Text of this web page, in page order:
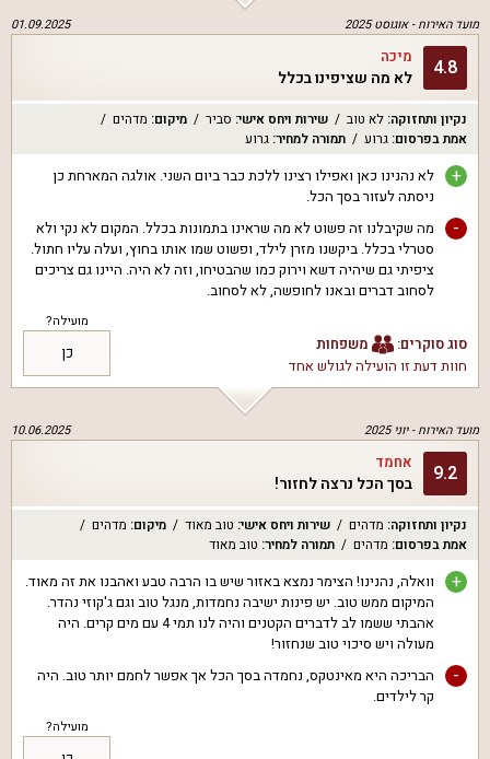
מועד האירוח -אוגוסט 2025 01.09.2025
4.8 מיכה
לא מה שציפינו בכלל
נקיון ותחזוקה: לא טוב שירות ויחס אישי: סביר מיקום: מדהים
אמת בפרסום: גרוע תמורה למחיר: גרוע
+
לא נהנינו כאן ואפילו רצינו ללכת כבר ביום השני. אולגה המארחת כן
ניסתה לעזור בסך הכל.
-
מה שקיבלנו זה פשוט לא מה שראינו בתמונות בכלל. המקום לא נקי ולא
סטרלי בכלל. ביקשנו מזרן לילד, ופשוט שמו אותו בחוץ, ועלה עליו חתול.
ציפיתי גם שיהיה דשא וירוק כמו שהבטיחו, וזה לא היה. היינו גם צריכים
לסחוב דברים ובאנו לחופשה, לא לסחוב.
סוג סוקרים:
משפחות
חוות דעת זו הועילה לגולש אחד
מועילה?
כן
מועד האירוח -יוני 2025 10.06.2025
9.2 אחמד
בסך הכל נרצה לחזור!
נקיון ותחזוקה: מדהים שירות ויחס אישי: טוב מאוד מיקום: מדהים
אמת בפרסום: מדהים תמורה למחיר: טוב מאוד
+
וואלה, נהנינו! הצימר נמצא באזור שיש בו הרבה טבע ואהבנו את זה מאוד.
המיקום ממש טוב. יש פינות ישיבה נחמדות, מנגל טוב וגם ג'קוזי נהדר.
אהבתי ששמו לב לדברים הקטנים והיה לנו תמי 4 עם מים קרים. היה
מעולה ויש סיכוי טוב שנחזור!
-
הבריכה היא מאינטקס, נחמדה בסך הכל אך אפשר לחמם יותר טוב. היה
קר לילדים.
מועילה?